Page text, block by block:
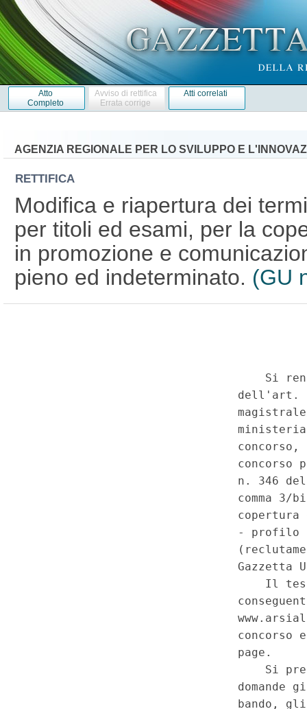
Atto
Completo
Avviso di rettifica
Errata corrige
Atti correlati
AGENZIA REGIONALE PER LO SVILUPPO E
RETTIFICA
Modifica e riapertura dei
per titoli ed esami, per la
in promozione e
pieno ed indeterminato. (GU